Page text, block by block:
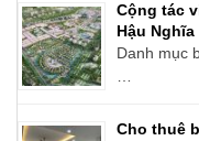
Cộng tác
Hậu Nghĩa
Danh mục
…
Cho thuê